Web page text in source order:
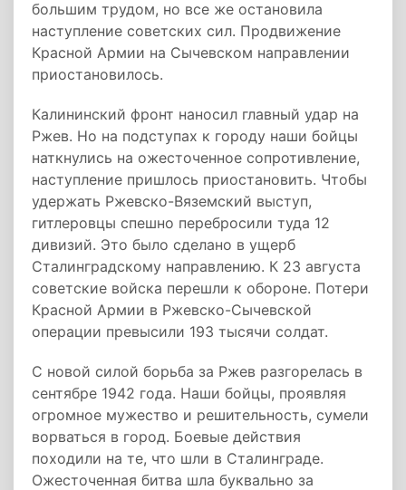
большим трудом, но все же остановила
наступление советских сил. Продвижение
Красной Армии на Сычевском направлении
приостановилось.
Калининский фронт наносил главный удар на
Ржев. Но на подступах к городу наши бойцы
наткнулись на ожесточенное сопротивление,
наступление пришлось приостановить. Чтобы
удержать Ржевско-Вяземский выступ,
гитлеровцы спешно перебросили туда 12
дивизий. Это было сделано в ущерб
Сталинградскому направлению. К 23 августа
советские войска перешли к обороне. Потери
Красной Армии в Ржевско-Сычевской
операции превысили 193 тысячи солдат.
С новой силой борьба за Ржев разгорелась в
сентябре 1942 года. Наши бойцы, проявляя
огромное мужество и решительность, сумели
ворваться в город. Боевые действия
походили на те, что шли в Сталинграде.
Ожесточенная битва шла буквально за